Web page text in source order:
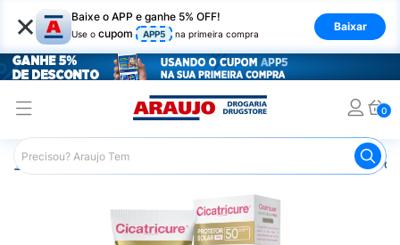
× Baixe o APP e ganhe 5% OFF!
Use o cupom APP5 na primeira compra
Baixar
0
Araujo Beleza e Cuidados